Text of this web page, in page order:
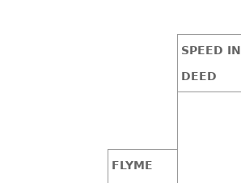
SPEED IN
DEED
FLYME